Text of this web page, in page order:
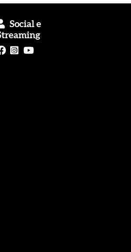
Social e